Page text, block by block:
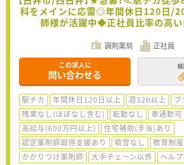
科をメインに応需◎年間休日120日/
師様が活躍中◆正社員比率の高い
調剤薬局 正社員
この求人に
問い合わせる
検
駅チカ 年間休日120日以上 週32h以上
ブ
残業なし(ほぼなし含む)
転勤なし
車通勤可
高給与(600万円以上)
住宅補助(手当)あり
認定薬剤師取得支援あり
積雪なし 教育制
かかりつけ薬剤師
大手チェーン以外
ヘル